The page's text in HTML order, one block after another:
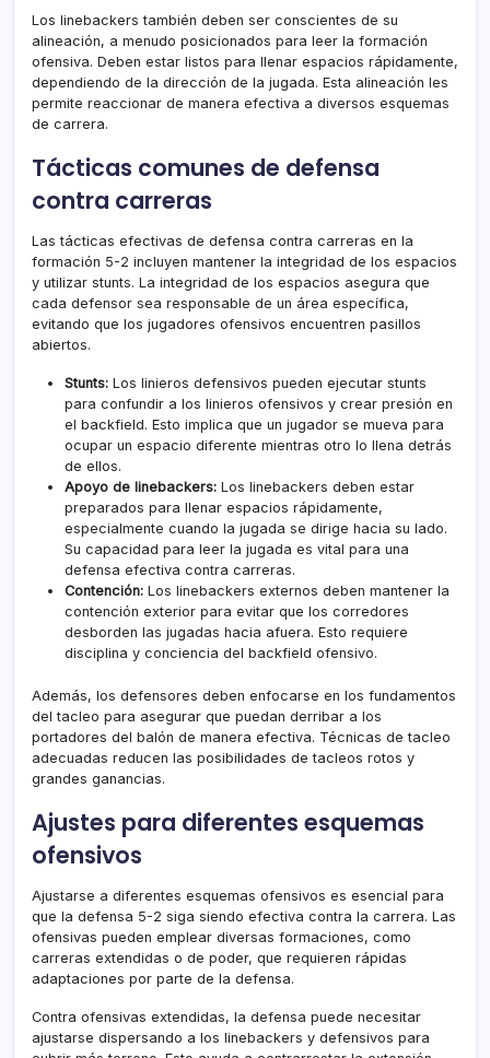
Los linebackers también deben ser conscientes de su
alineación, a menudo posicionados para leer la formación
ofensiva. Deben estar listos para llenar espacios rápidamente,
dependiendo de la dirección de la jugada. Esta alineación les
permite reaccionar de manera efectiva a diversos esquemas
de carrera.
Tácticas comunes de defensa
contra carreras
Las tácticas efectivas de defensa contra carreras en la
formación 5-2 incluyen mantener la integridad de los espacios
y utilizar stunts. La integridad de los espacios asegura que
cada defensor sea responsable de un área específica,
evitando que los jugadores ofensivos encuentren pasillos
abiertos.
Stunts: Los linieros defensivos pueden ejecutar stunts
para confundir a los linieros ofensivos y crear presión en
el backfield. Esto implica que un jugador se mueva para
ocupar un espacio diferente mientras otro lo llena detrás
de ellos.
Apoyo de linebackers: Los linebackers deben estar
preparados para llenar espacios rápidamente,
especialmente cuando la jugada se dirige hacia su lado.
Su capacidad para leer la jugada es vital para una
defensa efectiva contra carreras.
Contención: Los linebackers externos deben mantener la
contención exterior para evitar que los corredores
desborden las jugadas hacia afuera. Esto requiere
disciplina y conciencia del backfield ofensivo.
Además, los defensores deben enfocarse en los fundamentos
del tacleo para asegurar que puedan derribar a los
portadores del balón de manera efectiva. Técnicas de tacleo
adecuadas reducen las posibilidades de tacleos rotos y
grandes ganancias.
Ajustes para diferentes esquemas
ofensivos
Ajustarse a diferentes esquemas ofensivos es esencial para
que la defensa 5-2 siga siendo efectiva contra la carrera. Las
ofensivas pueden emplear diversas formaciones, como
carreras extendidas o de poder, que requieren rápidas
adaptaciones por parte de la defensa.
Contra ofensivas extendidas, la defensa puede necesitar
ajustarse dispersando a los linebackers y defensivos para